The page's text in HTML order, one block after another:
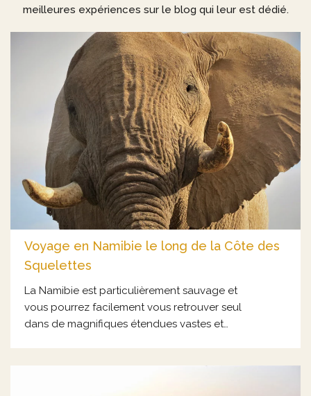
meilleures expériences sur le blog qui leur est dédié.
Voyage en Namibie le long de la Côte des
Squelettes
La Namibie est particulièrement sauvage et
vous pourrez facilement vous retrouver seul
dans de magnifiques étendues vastes et